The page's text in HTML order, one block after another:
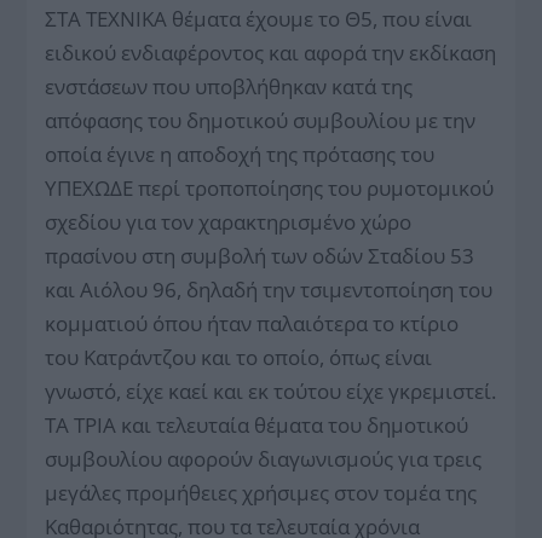
ΣΤΑ ΤΕΧΝΙΚΑ θέματα έχουμε το Θ5, που είναι
ειδικού ενδιαφέροντος και αφορά την εκδίκαση
ενστάσεων που υποβλήθηκαν κατά της
απόφασης του δημοτικού συμβουλίου με την
οποία έγινε η αποδοχή της πρότασης του
ΥΠΕΧΩΔΕ περί τροποποίησης του ρυμοτομικού
σχεδίου για τον χαρακτηρισμένο χώρο
πρασίνου στη συμβολή των οδών Σταδίου 53
και Αιόλου 96, δηλαδή την τσιμεντοποίηση του
κομματιού όπου ήταν παλαιότερα το κτίριο
του Κατράντζου και το οποίο, όπως είναι
γνωστό, είχε καεί και εκ τούτου είχε γκρεμιστεί.
ΤΑ ΤΡΙΑ και τελευταία θέματα του δημοτικού
συμβουλίου αφορούν διαγωνισμούς για τρεις
μεγάλες προμήθειες χρήσιμες στον τομέα της
Καθαριότητας, που τα τελευταία χρόνια